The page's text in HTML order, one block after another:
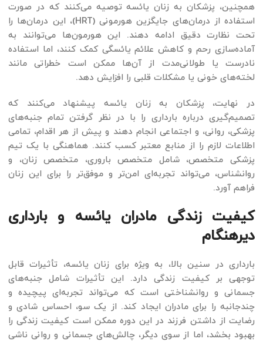
همچنین، پزشکان به زنان یائسه توصیه می‌کنند که در صورت
استفاده از درمان‌های جایگزین هورمونی (HRT)، این درمان‌ها را
تحت نظارت دقیق ادامه دهند. این هورمون‌ها می‌توانند به
آماده‌سازی رحم و کاهش علائم یائسگی کمک کنند، اما استفاده
نادرست یا طولانی‌مدت از آن‌ها ممکن است خطراتی مانند
لخته‌های خونی یا مشکلات قلبی را افزایش دهد.
در نهایت، پزشکان به زنان یائسه پیشنهاد می‌کنند که
تصمیم‌گیری درباره بارداری را با در نظر گرفتن تمام جنبه‌های
پزشکی، روانی، و اجتماعی انجام دهند و پیش از هر اقدام، تمامی
اطلاعات لازم را از منابع معتبر کسب کنند. هماهنگی با یک تیم
پزشکی متخصص، شامل متخصص باروری، متخصص زنان، و
روانشناس، می‌تواند تجربه‌ای امن‌تر و موفق‌تر را برای این زنان
فراهم آورد.
کیفیت زندگی مادران یائسه و بارداری
دیرهنگام
بارداری در سنین بالا، به ویژه برای زنان یائسه، تأثیرات قابل
توجهی بر کیفیت زندگی دارد. این تأثیرات شامل جنبه‌های
جسمانی و روانشناختی است که می‌تواند تجربه‌ای پیچیده و
چندجانبه را برای مادران ایجاد کند. از یک سو، احساس شادی و
رضایت از داشتن فرزند در این دوره ممکن است کیفیت زندگی را
بهبود بخشد، اما از سوی دیگر، چالش‌های جسمانی و روانی ناشی